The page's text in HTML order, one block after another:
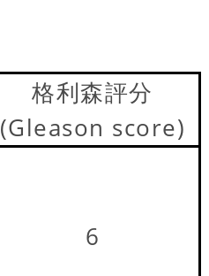
格利森評分
(Gleason score)
6